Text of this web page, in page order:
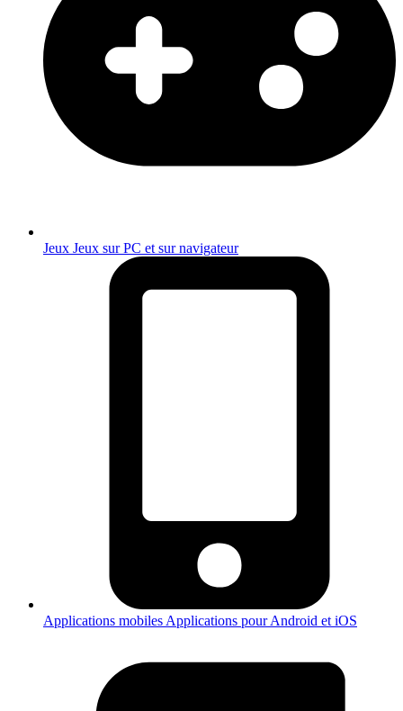
Jeux Jeux sur PC et sur navigateur
Applications mobiles Applications pour Android et iOS